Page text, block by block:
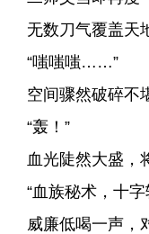
无数刀气覆盖天
“嗤嗤嗤……”
空间骤然破碎不
“轰！”
血光陡然大盛，
“血族秘术，十字
威廉低喝一声，